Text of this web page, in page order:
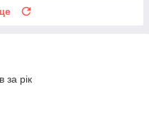
за рік